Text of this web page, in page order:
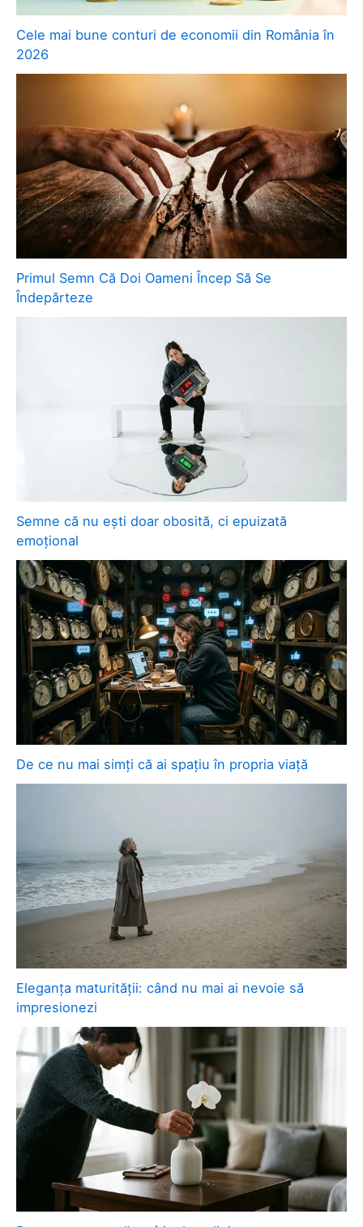
Cele mai bune conturi de economii din România în
2026
Primul Semn Că Doi Oameni Încep Să Se
Îndepărteze
Semne că nu ești doar obosită, ci epuizată
emoțional
De ce nu mai simți că ai spațiu în propria viață
Eleganța maturității: când nu mai ai nevoie să
impresionezi